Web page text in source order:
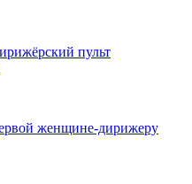
пульт
женщине-дирижеру